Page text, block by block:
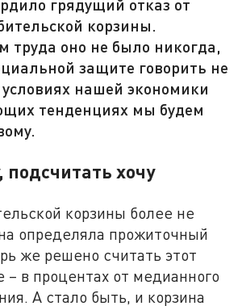
грядущий отказ от
корзины.
труда оно не было никогда,
защите говорить не
нашей экономики
тенденциях мы будем
подсчитать хочу
корзины более не
определяла прожиточный
же решено считать этот
в процентах от медианного
А стало быть, и корзина